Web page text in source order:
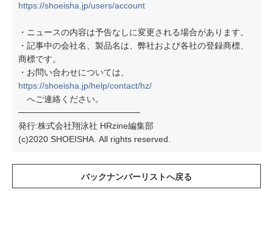
https://shoeisha.jp/users/account
・ニュースの内容は予告なしに変更される場合があります。
・記事中の会社名、製品名は、弊社および各社の登録商標、
商標です。
・お問い合わせについては、
https://shoeisha.jp/help/contact/hz/
へご連絡ください。
────────────────────
発行:株式会社翔泳社 HRzine編集部
(c)2020 SHOEISHA. All rights reserved.